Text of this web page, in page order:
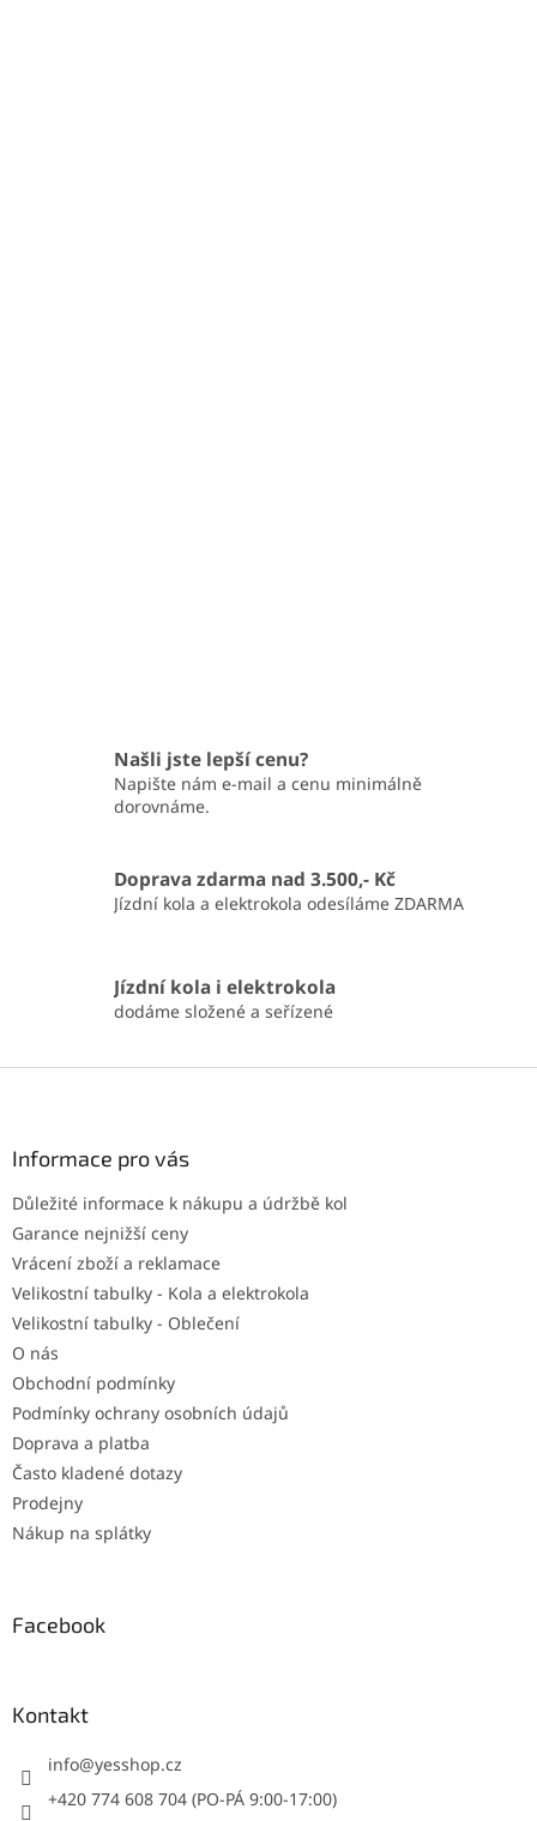
Našli jste lepší cenu?
Napište nám e-mail a cenu minimálně
dorovnáme.
Doprava zdarma nad 3.500,- Kč
Jízdní kola a elektrokola odesíláme ZDARMA
Jízdní kola i elektrokola
dodáme složené a seřízené
Informace pro vás
Důležité informace k nákupu a údržbě kol
Garance nejnižší ceny
Vrácení zboží a reklamace
Velikostní tabulky - Kola a elektrokola
Velikostní tabulky - Oblečení
O nás
Obchodní podmínky
Podmínky ochrany osobních údajů
Doprava a platba
Často kladené dotazy
Prodejny
Nákup na splátky
Facebook
Kontakt
info@yesshop.cz
+420 774 608 704 (PO-PÁ 9:00-17:00)